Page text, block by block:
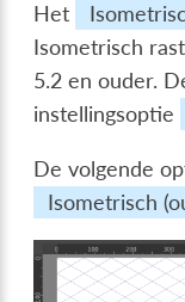
Het
Isometrisch
5.2 en ouder.
instellingsoptie
De volgende
Isometrisch